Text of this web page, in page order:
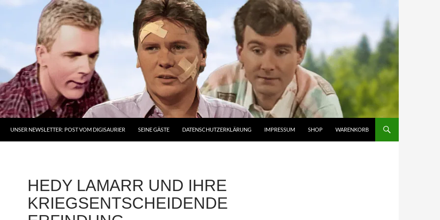
UNSER NEWSLETTER: POST VOM DIGISAURIER SEINE GÄSTE DATENSCHUTZERKLÄRUNG IMPRESSUM SHOP WARENKORB
HEDY LAMARR UND IHRE
KRIEGSENTSCHEIDENDE